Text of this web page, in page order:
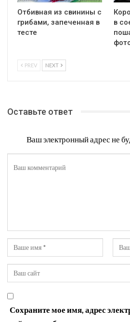
Отбивная из свинины с
грибами, запеченная в
тесте
в
PREV NEXT
Оставьте ответ
Ваш электронный адрес не
Сохраните мое имя, адрес